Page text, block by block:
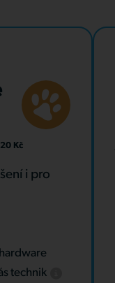
Kč
i pro
technik